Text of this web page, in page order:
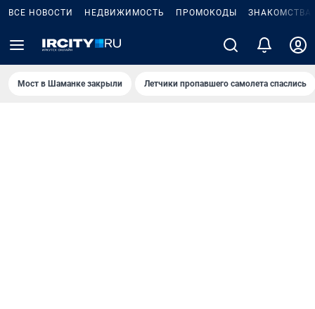
ВСЕ НОВОСТИ НЕДВИЖИМОСТЬ ПРОМОКОДЫ ЗНАКОМСТВА
Мост в Шаманке закрыли Летчики пропавшего самолета спаслись